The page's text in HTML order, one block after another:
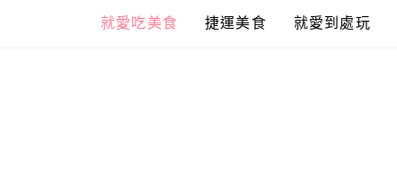
就愛吃美食 捷運美食 就愛到處玩